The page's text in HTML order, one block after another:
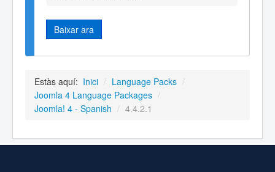
Baixar ara
Estàs aquí: Inici / Language Packs /
Joomla 4 Language Packages /
Joomla! 4 - Spanish / 4.4.2.1